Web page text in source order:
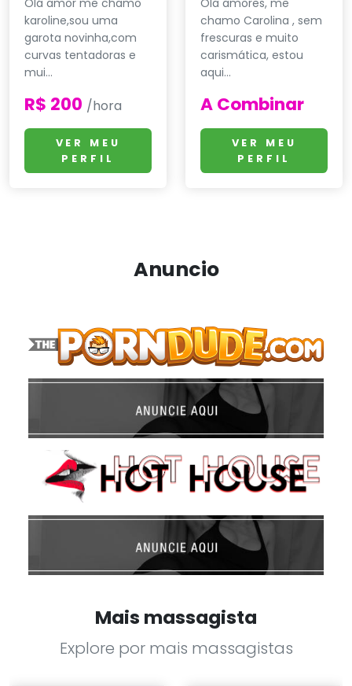
Olá amor me chamo
karoline,sou uma
garota novinha,com
curvas tentadoras e
mui...
R$ 200 /hora
VER MEU
PERFIL
Ola amores, me
chamo Carolina , sem
frescuras e muito
carismática, estou
aqui...
A Combinar
VER MEU
PERFIL
Anuncio
Mais massagista
Explore por mais massagistas